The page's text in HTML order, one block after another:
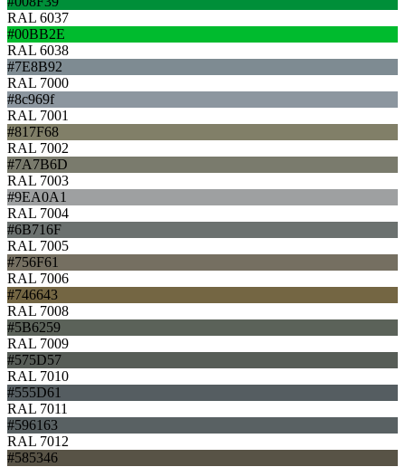
RAL 6037
#00BB2E
RAL 6038
#7E8B92
RAL 7000
#8c969f
RAL 7001
#817F68
RAL 7002
#7A7B6D
RAL 7003
#9EA0A1
RAL 7004
#6B716F
RAL 7005
#756F61
RAL 7006
#746643
RAL 7008
#5B6259
RAL 7009
#575D57
RAL 7010
#555D61
RAL 7011
#596163
RAL 7012
#585346